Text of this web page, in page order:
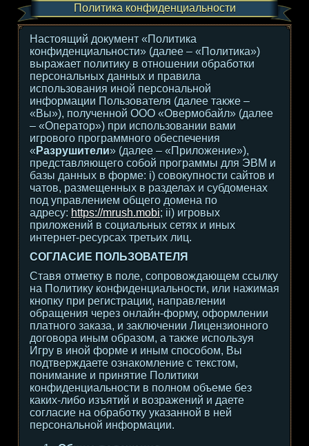
Политика конфиденциальности
Настоящий документ «Политика
конфиденциальности» (далее – «Политика»)
выражает политику в отношении обработки
персональных данных и правила
использования иной персональной
информации Пользователя (далее также –
«Вы»), полученной ООО «Овермобайл» (далее
– «Оператор») при использовании вами
игрового программного обеспечения
«Разрушители» (далее – «Приложение»),
представляющего собой программы для ЭВМ и
базы данных в форме: i) совокупности сайтов и
чатов, размещенных в разделах и субдоменах
под управлением общего домена по
адресу: https://mrush.mobi; ii) игровых
приложений в социальных сетях и иных
интернет-ресурсах третьих лиц.
СОГЛАСИЕ ПОЛЬЗОВАТЕЛЯ
Ставя отметку в поле, сопровождающем ссылку
на Политику конфиденциальности, или нажимая
кнопку при регистрации, направлении
обращения через онлайн-форму, оформлении
платного заказа, и заключении Лицензионного
договора иным образом, а также используя
Игру в иной форме и иным способом, Вы
подтверждаете ознакомление с текстом,
понимание и принятие Политики
конфиденциальности в полном объеме без
каких-либо изъятий и возражений и даете
согласие на обработку указанной в ней
персональной информации.